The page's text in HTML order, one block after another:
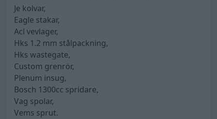
Je kolvar,
Eagle stakar,
Acl vevlager,
Hks 1.2 mm stålpackning,
Hks wastegate,
Custom grenrör,
Plenum insug,
Bosch 1300cc spridare,
Vag spolar,
Vems sprut.